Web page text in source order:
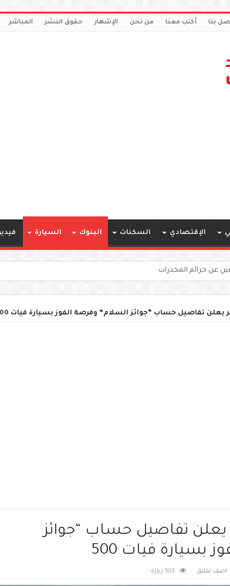
بنا أكتب معنا من نحن الإشهار حقوق النشر المباشر
الإقتصادي السكنات البنوك السيارة
عن جرائم المخدرات
يعلن تفاصيل حساب “جوائز السلام” وفرصة الفوز بسيارة فيات 500
يعلن تفاصيل حساب “جوائز
بسيارة فيات 500
اضف تعليق 503 زيارة